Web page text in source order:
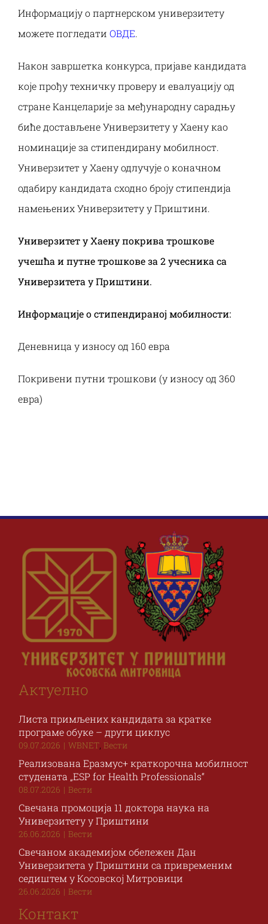
Информацију о партнерском универзитету
можете погледати ОВДЕ.
Након завршетка конкурса, пријаве кандидата
које прођу техничку проверу и евалуацију од
стране Канцеларије за међународну сарадњу
биће достављене Универзитету у Хаену као
номинације за стипендирану мобилност.
Универзитет у Хаену одлучује о коначном
одабиру кандидата сходно броју стипендија
намењених Универзитету у Приштини.
Универзитет у Хаену покрива трошкове
учешћа и путне трошкове за 2 учесника са
Универзитета у Приштини.
Информације о стипендираној мобилности:
Деневница у износу од 160 евра
Покривени путни трошкови (у износу од 360
евра)
Актуелно
Листа примљених кандидата за кратке
програме обуке – други циклус
09.07.2026 | WBNET,Вести
Реализована Еразмус+ краткорочна мобилност
студената „ESP for Health Professionals“
08.07.2026 | Вести
Свечана промоција 11 доктора наука на
Универзитету у Приштини
26.06.2026 | Вести
Свечаном академијом обележен Дан
Универзитета у Приштини са привременим
седиштем у Косовској Митровици
26.06.2026 | Вести
Контакт